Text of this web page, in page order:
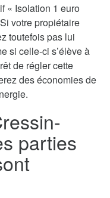
« Isolation 1 euro
votre propiétaire
toutefois pas lui
si celle-ci s’élève à
de régler cette
des économies de
parties